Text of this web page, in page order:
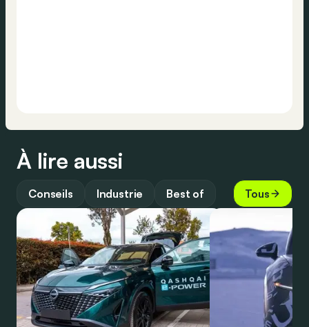
À lire aussi
Conseils Industrie Best of Tous